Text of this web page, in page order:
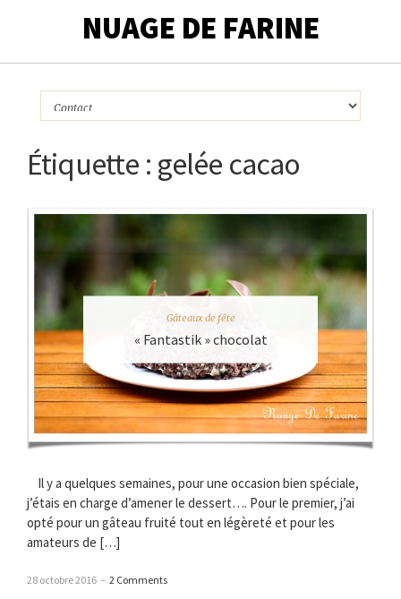
NUAGE DE FARINE
Étiquette : gelée cacao
Gâteaux de fête
« Fantastik » chocolat
Il y a quelques semaines, pour une occasion bien spéciale,
j’étais en charge d’amener le dessert…. Pour le premier, j’ai
opté pour un gâteau fruité tout en légèreté et pour les
amateurs de […]
28 octobre 2016 – 2 Comments